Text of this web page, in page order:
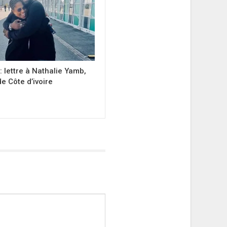
lettre à Nathalie Yamb,
Côte d’ivoire